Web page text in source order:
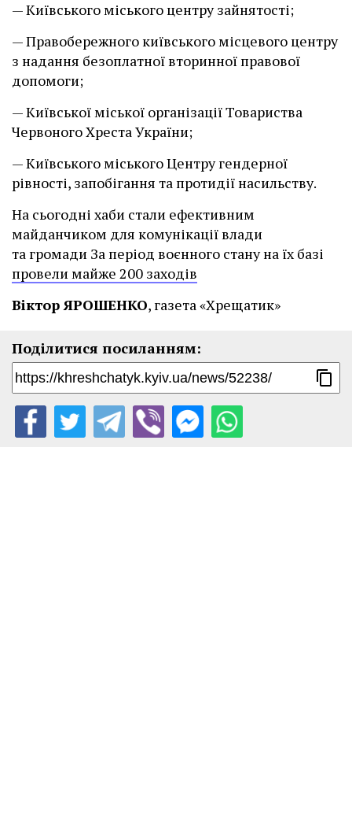
— Київського міського центру зайнятості;
— Правобережного київського місцевого центру
з надання безоплатної вторинної правової
допомоги;
— Київської міської організації Товариства
Червоного Хреста України;
— Київського міського Центру гендерної
рівності, запобігання та протидії насильству.
На сьогодні хаби стали ефективним
майданчиком для комунікації влади
та громади За період воєнного стану на їх базі
провели майже 200 заходів
Віктор ЯРОШЕНКО, газета «Хрещатик»